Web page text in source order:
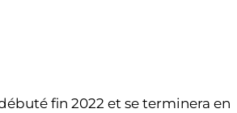
fin 2022 et se terminera en